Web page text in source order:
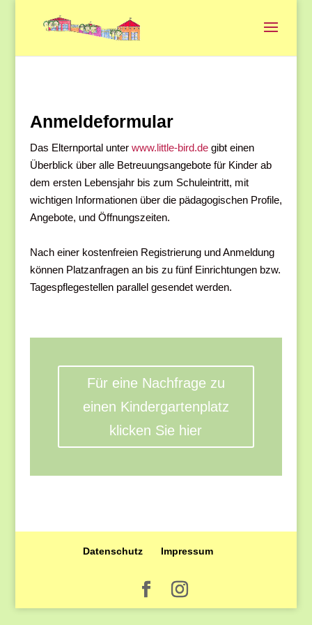
Anmeldeformular
Das Elternportal unter www.little-bird.degibt einen
Überblick über alle Betreuungsangebote für Kinder ab
dem ersten Lebensjahr bis zum Schuleintritt, mit
wichtigen Informationen über die pädagogischen Profile,
Angebote, und Öffnungszeiten.
Nach einer kostenfreien Registrierung und Anmeldung
können Platzanfragen an bis zu fünf Einrichtungen bzw.
Tagespflegestellen parallel gesendet werden.
Für eine Nachfrage zu
einen Kindergartenplatz
klicken Sie hier
Datenschutz Impressum